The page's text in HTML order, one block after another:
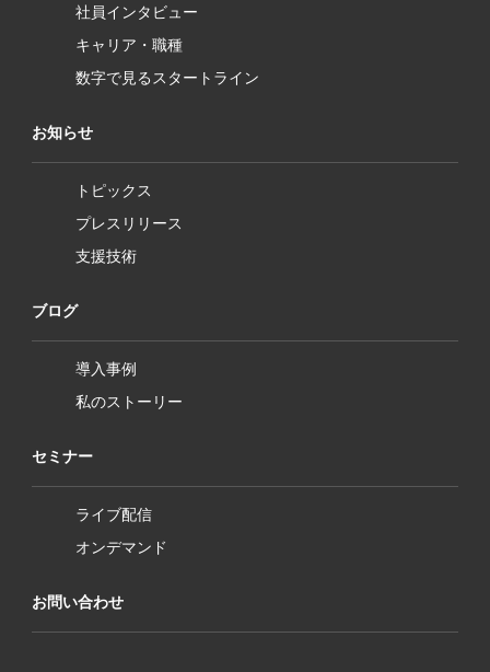
社員インタビュー
キャリア・職種
数字で見るスタートライン
お知らせ
トピックス
プレスリリース
支援技術
ブログ
導入事例
私のストーリー
セミナー
ライブ配信
オンデマンド
お問い合わせ